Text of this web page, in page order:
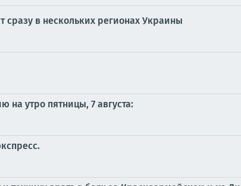
в нескольких регионах Украины
на утро пятницы, 7 августа: